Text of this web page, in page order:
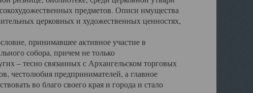
предметов. Описи имущества
церковных и художественных ценностях,
принимавшее активное участие в
собора, причем не только
– тесно связанных с Архангельском торговых
честолюбия предпринимателей, а главное
во благо своего края и города и стало